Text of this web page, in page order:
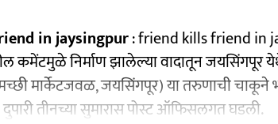
in jaysingpur: friend kills friend in
कमेंटमुळे निर्माण झालेल्या वादातून जयसिंगपूर
मार्केटजवळ, जयसिंगपूर) या तरुणाची
दुपारी तीनच्या सुमारास पोस्ट ऑफिसलगत घडली.